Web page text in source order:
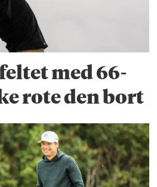
med 66-
rote den bort